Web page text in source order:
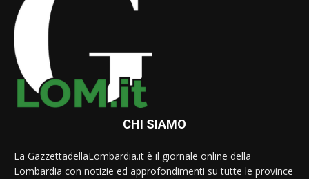
CHI SIAMO
La GazzettadellaLombardia.it è il giornale online della
Lombardia con notizie ed approfondimenti su tutte le province